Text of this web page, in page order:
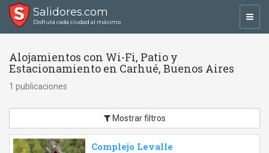
Salidores.com
Disfrutá cada ciudad al máximo
Alojamientos con Wi-Fi, Patio y
Estacionamiento en Carhué, Buenos Aires
1 publicaciones
Mostrar filtros
Complejo Levalle